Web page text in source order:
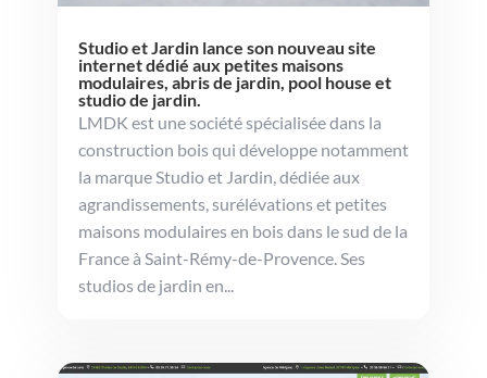
Studio et Jardin lance son nouveau site
internet dédié aux petites maisons
modulaires, abris de jardin, pool house et
studio de jardin.
LMDK est une société spécialisée dans la
construction bois qui développe notamment
la marque Studio et Jardin, dédiée aux
agrandissements, surélévations et petites
maisons modulaires en bois dans le sud de la
France à Saint-Rémy-de-Provence. Ses
studios de jardin en...